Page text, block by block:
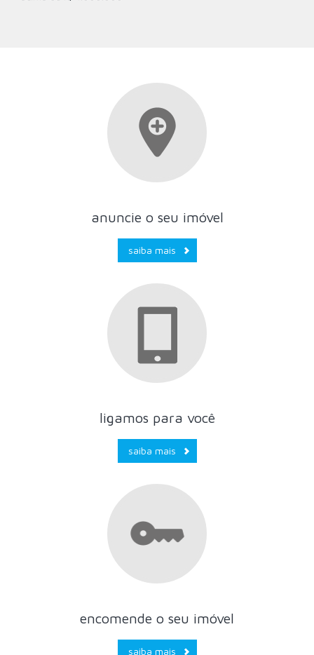
anuncie o seu imóvel
saiba mais
ligamos para você
saiba mais
encomende o seu imóvel
saiba mais